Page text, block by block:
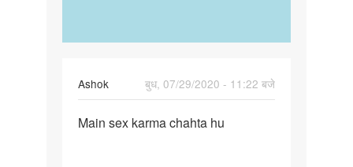
Ashok
बुध, 07/29/2020 - 11:22 बजे
Main
Main sex karma chahta hu